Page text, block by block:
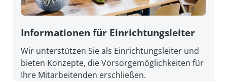
Informationen für Einrichtungsleiter
Wir unterstützen Sie als Einrichtungsleiter und
bieten Konzepte, die Vorsorgemöglichkeiten für
Ihre Mitarbeitenden erschließen.